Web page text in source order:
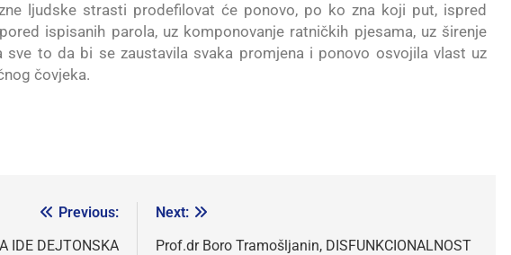
ljudske strasti prodefilovat će ponovo, po ko zna koji put, ispred
ispisanih parola, uz komponovanje ratničkih pjesama, uz širenje
sve to da bi se zaustavila svaka promjena i ponovo osvojila vlast uz
čovjeka.
Previous:
IDE DEJTONSKA
Next:
Prof.dr Boro Tramošljanin, DISFUNKCIONALNOST